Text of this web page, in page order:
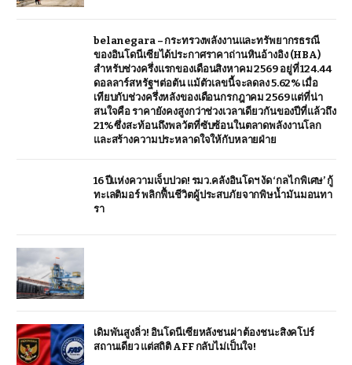
belanegara – กระทรวงพลังงานและทรัพยากรธรณี
ของอินโดนีเซียได้ประกาศราคาถ่านหินอ้างอิง (HBA)
สำหรับช่วงครึ่งแรกของเดือนสิงหาคม 2569 อยู่ที่ 124.44
ดอลลาร์สหรัฐฯ ต่อตัน แม้ตัวเลขนี้จะลดลง 5.62% เมื่อ
เทียบกับช่วงครึ่งหลังของเดือนกรกฎาคม 2569 แต่ที่น่า
สนใจคือ ราคายังคงสูงกว่าช่วงเวลาเดียวกันของปีที่แล้วถึง
21% ซึ่งสะท้อนถึงพลวัตที่ซับซ้อนในตลาดพลังงานโลก
และสร้างความประหลาดใจให้กับหลายฝ่าย
16 ปีแห่งความเจ็บปวด! รมว.คลังอินโดฯ งัด ‘กลไกพิเศษ’ กู้
ทะเลติมอร์ พลิกฟื้นชีวิตผู้ประสบภัยจากพิษน้ำมันมอนทา
รา
เดิมพันสูงลิ่ว! อินโดนีเซียหลังชนฝา ต้องชนะสิงคโปร์
สถานเดียว แต่สถิติ AFF กลับไม่เป็นใจ!